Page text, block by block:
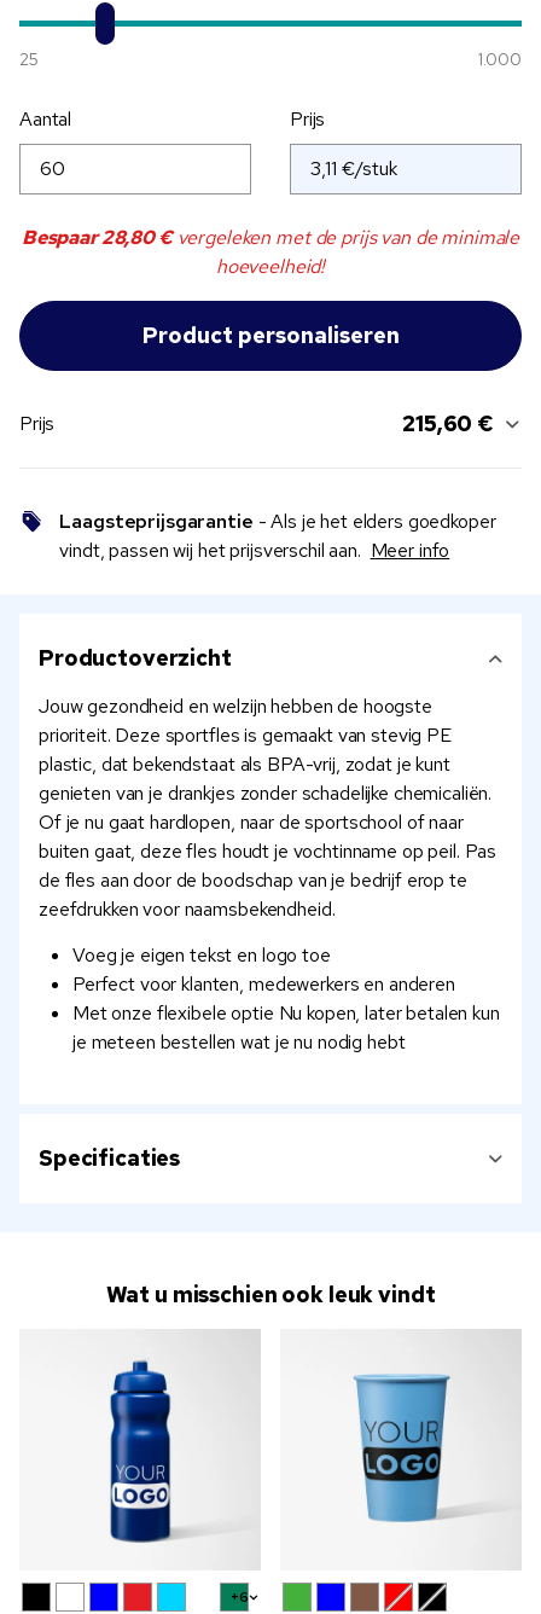
25 1.000
Aantal Prijs
Bespaar28,80 €vergeleken met de prijs van de minimale
hoeveelheid!
Prijs 215,60 €
Laagsteprijsgarantie - Als je het elders goedkoper
vindt, passen wij het prijsverschil aan. Meer info
Productoverzicht
Jouw gezondheid en welzijn hebben de hoogste
prioriteit. Deze sportfles is gemaakt van stevig PE
plastic, dat bekendstaat als BPA-vrij, zodat je kunt
genieten van je drankjes zonder schadelijke chemicaliën.
Of je nu gaat hardlopen, naar de sportschool of naar
buiten gaat, deze fles houdt je vochtinname op peil. Pas
de fles aan door de boodschap van je bedrijf erop te
zeefdrukken voor naamsbekendheid.
Voeg je eigen tekst en logo toe
Perfect voor klanten, medewerkers en anderen
Met onze flexibele optie Nu kopen, later betalen kun
je meteen bestellen wat je nu nodig hebt
Specificaties
Wat u misschien ook leuk vindt
+6